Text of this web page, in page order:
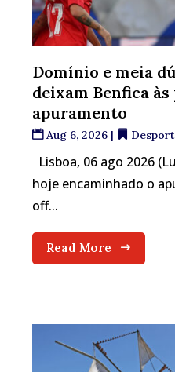
Domínio e meia
deixam Benfica
apuramento
Aug 6, 2026 |
Lisboa, 06 ago 2026
hoje encaminhado o
off...
Read More